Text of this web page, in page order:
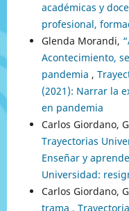
académicas y
profesional,
Glenda Morandi,
Acontecimiento,
pandemia ,
(2021): Narrar la
en pandemia
Carlos Giordano,
Trayectorias
Enseñar y
Universidad:
Carlos Giordano,
trama ,